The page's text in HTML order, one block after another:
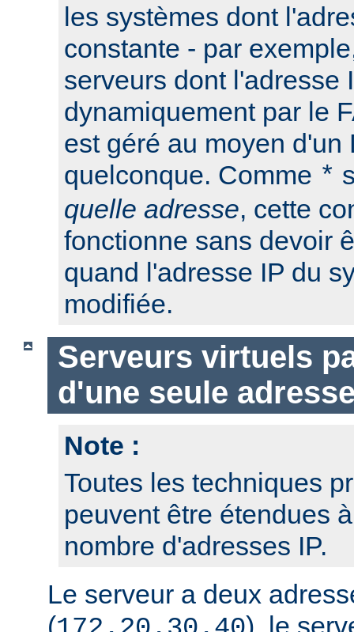
les systèmes dont
constante - par
serveurs dont l'adresse
dynamiquement par le
est géré au moyen d'un
quelconque. Comme *
quelle adresse, cette
fonctionne sans devoir
quand l'adresse IP du
modifiée.
Serveurs virtuels
d'une seule
Note :
Toutes les techniques
peuvent être étendues
nombre d'adresses IP.
Le serveur a deux
(
), le